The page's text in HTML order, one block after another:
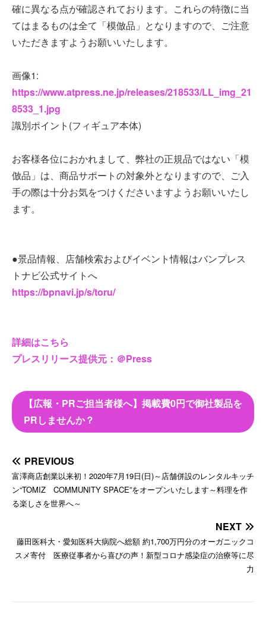
確に異なる点が確認されております。これらの特徴に当
てはまるものは全て「模倣品」となりますので、ご注意
いただきますようお願いいたします。
画像1:
https://www.atpress.ne.jp/releases/218533/LL_img_21
8533_1.jpg
識別ポイント(フィギュア本体)
お客様各位におかれまして、弊社の正規品ではない「模
倣品」は、商品サポートの対象外となりますので、ご入
手の際は十分お気をつけくださいますようお願いいたし
ます。
●景品情報、店舗検索およびイベント情報はバンプレス
トナビ公式サイトへ
https://bpnavi.jp/s/toru/
詳細はこちら
プレスリリース提供元：＠Press
【広報・PRご担当者様へ】掲載費0円で御社製品を
PRしませんか？
PREVIOUS
富澤商店創業以来初！2020年7月19日(日)～店舗併設のレンタルキッチ
ン“TOMIZ COMMUNITY SPACE”をオープンいたします～料理を作
る楽しさを世界へ～
NEXT
藤田医科大・愛知医科大病院へ総額 約1,700万円分のオーガニックコ
スメ寄付 医療従事者から喜びの声！新型コロナ感染症の治療等に尽
力